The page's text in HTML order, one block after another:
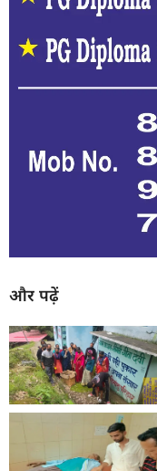
और पढ़ें